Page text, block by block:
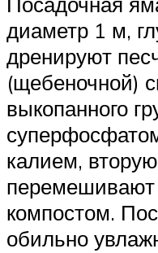
диаметр 1 м,
дренируют
(щебеночной)
выкопанного
калием,
перемешивают
компостом.
обильно